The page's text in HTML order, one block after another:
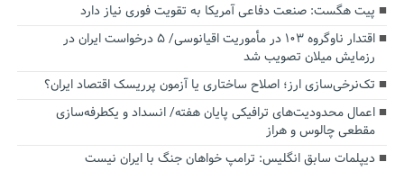
پیت هگست: صنعت دفاعی آمریکا به تقویت فوری نیاز دارد
اقتدار ناوگروه ۱۰۳ در مأموریت‌ اقیانوسی/ ۵ درخواست ایران در
رزمایش میلان تصویب شد
تک‌نرخی‌سازی ارز؛ اصلاح ساختاری یا آزمون پرریسک اقتصاد ایران؟
اعمال محدودیت‌های ترافیکی پایان هفته/ انسداد و یکطرفه‌سازی
مقطعی چالوس و هراز
دیپلمات سابق انگلیس:‌ ترامپ خواهان جنگ با ایران نیست